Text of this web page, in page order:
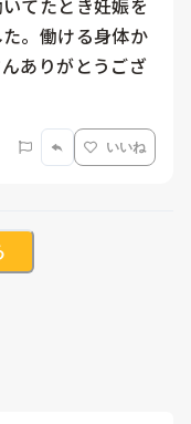
てたとき妊娠を
。働ける身体か
ありがとうござ
いいね